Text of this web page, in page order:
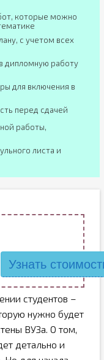
которые можно
с учетом всех
дипломную работу
для включения в
перед сдачей
работы,
листа и
Узнать
студентов –
нужно будет
ВУЗа. О том,
детально и